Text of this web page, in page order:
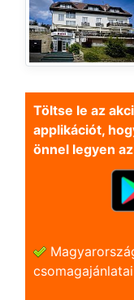
Töltse le az
applikációt,
önnel legyen